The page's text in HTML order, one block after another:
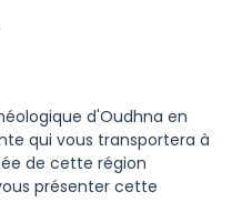
d'Oudhna en
qui vous transportera à
de cette région
présenter cette